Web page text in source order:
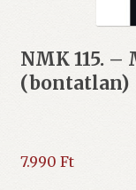
NMK 115.
(bontatlan)
7.990 Ft